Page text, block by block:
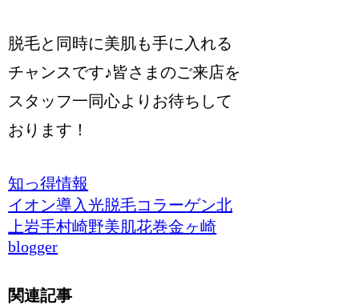
脱毛と同時に美肌も手に入れる
チャンスです♪皆さまのご来店を
スタッフ一同心よりお待ちして
おります！
知っ得情報
イオン導入光脱毛コラーゲン北
上岩手村崎野美肌花巻金ヶ崎
blogger
関連記事